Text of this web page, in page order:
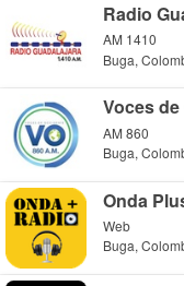
Radio
AM 1410
Buga,
Voces
AM 860
Buga,
Onda
Web
Buga,